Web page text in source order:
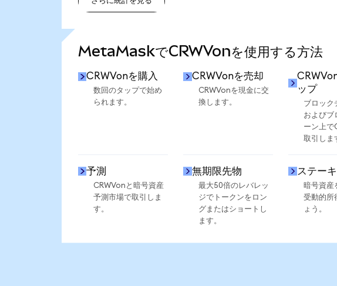
MetaMaskでCRWVonを使用する方法
CRWVonを購入
数回のタップで始め
られます。
CRWVonを売却
CRWVonを現金に交
換します。
ップ
ブロック
およびブ
ーン上で
取引しま
予測
CRWVonと暗号資産
予測市場で取引しま
す。
無期限先物
最大50倍のレバレッ
ジでトークンをロン
グまたはショートし
ます。
ステー
暗号資産
受動的所
ょう。